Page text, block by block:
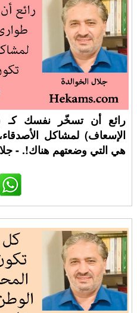
رائع أن تسخّر نفسك كـ
الإسعاف) لمشاكل
هي التي وضعتهم هناك!. -